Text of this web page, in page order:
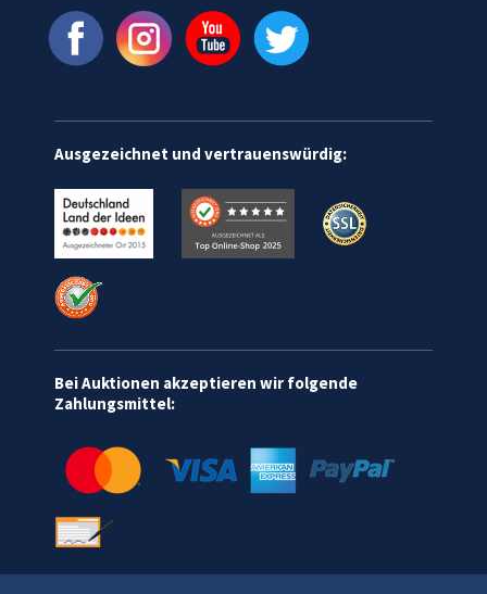
Ausgezeichnet und vertrauenswürdig:
Bei Auktionen akzeptieren wir folgende
Zahlungsmittel: